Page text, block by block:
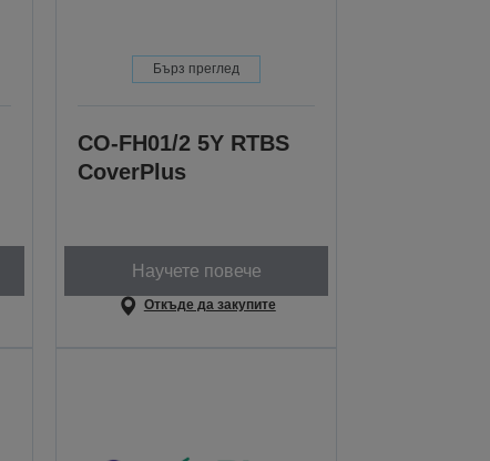
Бърз преглед
CO-FH01/2 5Y RTBS
CoverPlus
Научете повече
Откъде да закупите